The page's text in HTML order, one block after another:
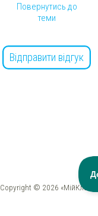
Повернутись до
теми
Відправити відгук
Copyright © 2026 «МійКлас»